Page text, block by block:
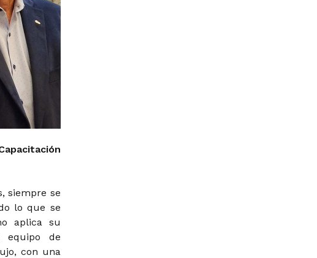
siempre se
lo que se
aplica su
equipo de
con una